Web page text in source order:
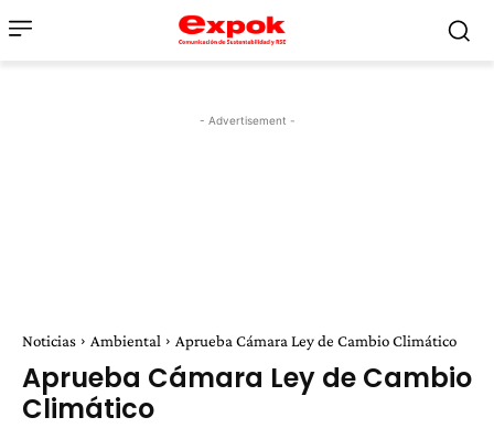
- Advertisement -
Noticias Ambiental Aprueba Cámara Ley de Cambio Climático
Aprueba Cámara Ley de Cambio
Climático